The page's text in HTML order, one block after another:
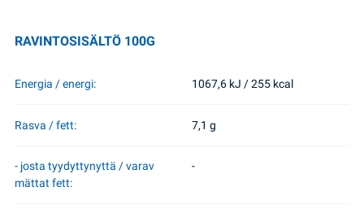
RAVINTOSISÄLTÖ 100G
Energia / energi: 1067,6 kJ / 255 kcal
Rasva / fett: 7,1 g
- josta tyydyttynyttä / varav
mättat fett:
-